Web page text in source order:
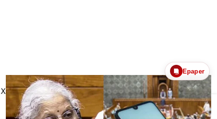
Epaper
X